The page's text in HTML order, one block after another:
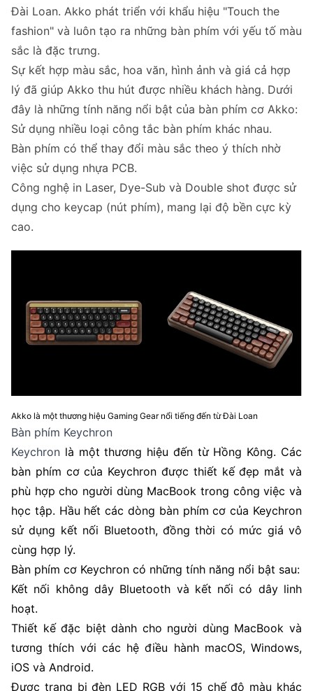
Đài Loan. Akko phát triển với khẩu hiệu "Touch the
fashion" và luôn tạo ra những bàn phím với yếu tố màu
sắc là đặc trưng.
Sự kết hợp màu sắc, hoa văn, hình ảnh và giá cả hợp
lý đã giúp Akko thu hút được nhiều khách hàng. Dưới
đây là những tính năng nổi bật của bàn phím cơ Akko:
Sử dụng nhiều loại công tắc bàn phím khác nhau.
Bàn phím có thể thay đổi màu sắc theo ý thích nhờ
việc sử dụng nhựa PCB.
Công nghệ in Laser, Dye-Sub và Double shot được sử
dụng cho keycap (nút phím), mang lại độ bền cực kỳ
cao.
Akko là một thương hiệu Gaming Gear nổi tiếng đến từ Đài Loan
Bàn phím Keychron
Keychron là một thương hiệu đến từ Hồng Kông. Các
bàn phím cơ của Keychron được thiết kế đẹp mắt và
phù hợp cho người dùng MacBook trong công việc và
học tập. Hầu hết các dòng bàn phím cơ của Keychron
sử dụng kết nối Bluetooth, đồng thời có mức giá vô
cùng hợp lý.
Bàn phím cơ Keychron có những tính năng nổi bật sau:
Kết nối không dây Bluetooth và kết nối có dây linh
hoạt.
Thiết kế đặc biệt dành cho người dùng MacBook và
tương thích với các hệ điều hành macOS, Windows,
iOS và Android.
Được trang bị đèn LED RGB với 15 chế độ màu khác